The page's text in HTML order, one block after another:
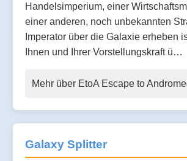
Handelsimperium, einer
einer anderen, noch unbekannten
Imperator über die Galaxie erheben
Ihnen und Ihrer Vorstellungskraft ü…
Mehr über EtoA Escape to
Galaxy Splitter